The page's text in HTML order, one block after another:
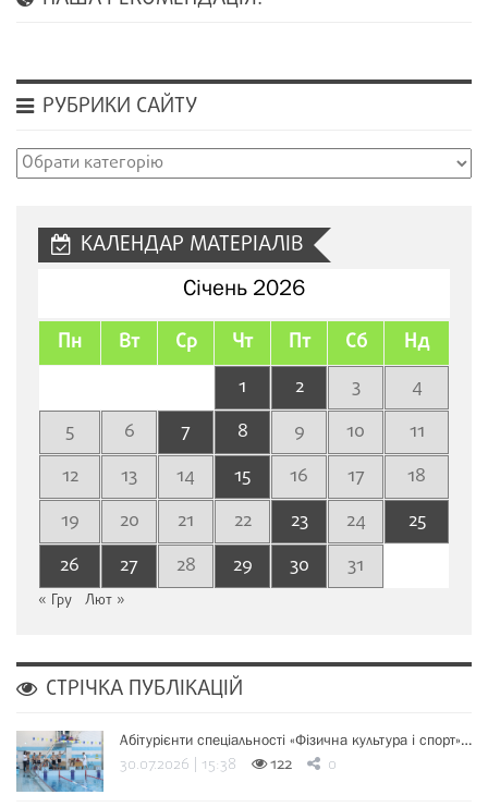
РУБРИКИ САЙТУ
Рубрики
КАЛЕНДАР МАТЕРІАЛІВ
Січень 2026
Пн Вт Ср Чт Пт Сб Нд
1 2 3
4
5
6 7 8 9 10
11
12
13 14 15 16 17
18
19
20 21 22 23 24
25
26
27 28 29 30 31
« Гру Лют »
СТРІЧКА ПУБЛІКАЦІЙ
Абітурієнти спеціальності «Фізична культура і спорт»…
30.07.2026 | 15:38 122 0